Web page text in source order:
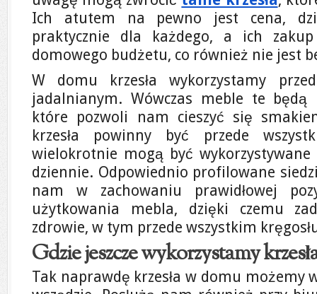
Ich atutem na pewno jest cena,
praktycznie dla każdego, a ich zakup
domowego budżetu, co również nie jest
W domu krzesła wykorzystamy
jadalnianym. Wówczas meble te będą
które pozwoli nam cieszyć się
krzesła powinny być przede
wielokrotnie mogą być
dziennie. Odpowiednio profilowane
nam w zachowaniu prawidłowej
użytkowania mebla, dzięki czemu
zdrowie, w tym przede wszystkim
Gdzie jeszcze wykorzystamy
Tak naprawdę krzesła w domu możemy